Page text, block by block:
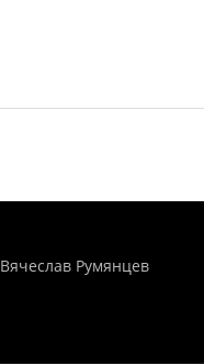
Вячеслав Румянцев